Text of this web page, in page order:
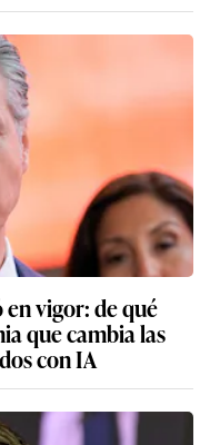
vigor: de qué
que cambia las
con IA